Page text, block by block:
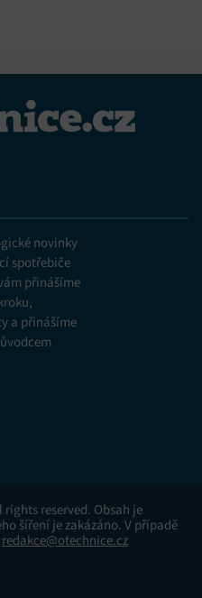
novinky
spotřebiče
přinášíme
a přinášíme
reserved. Obsah je
šíření je zakázáno. V případě
redakce@otechnice.cz